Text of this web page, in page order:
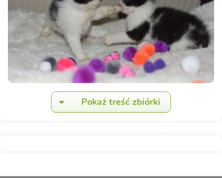
Pokaż treść zbiórki